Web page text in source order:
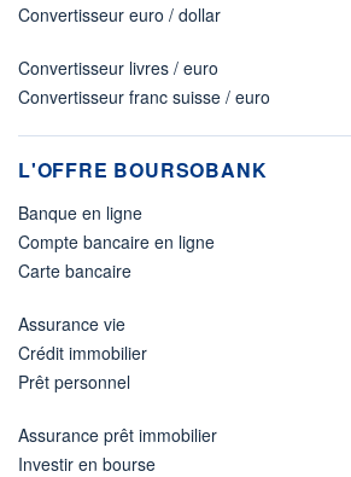
Convertisseur euro / dollar
Convertisseur livres / euro
Convertisseur franc suisse / euro
L'OFFRE BOURSOBANK
Banque en ligne
Compte bancaire en ligne
Carte bancaire
Assurance vie
Crédit immobilier
Prêt personnel
Assurance prêt immobilier
Investir en bourse